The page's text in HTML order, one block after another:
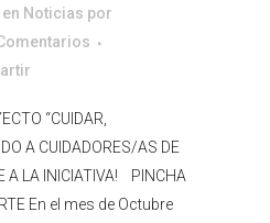
en Noticias por
“CUIDAR,
A CUIDADORES/AS DE
A LA INICIATIVA! PINCHA
En el mes de Octubre